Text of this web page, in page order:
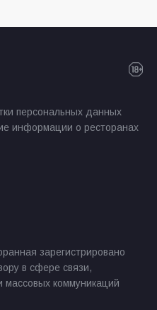
персональных данных
информации о ресторанах
зарегистрировано
в сфере связи,
коммуникаций